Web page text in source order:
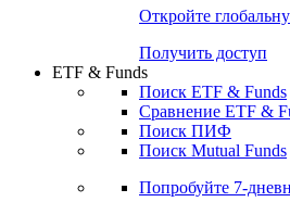
Откройте
Получить доступ
ETF & Funds
Поиск ETF & Funds
Сравнение ETF &
Поиск ПИФ
Поиск Mutual Funds
Попробуйте 7-